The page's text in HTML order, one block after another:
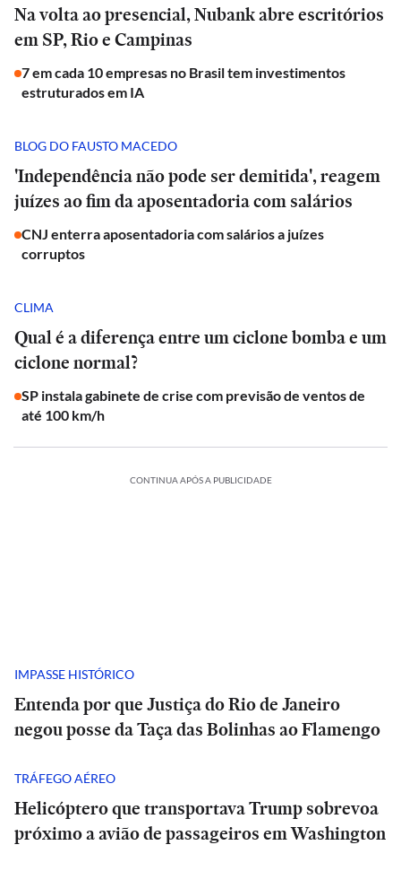
Na volta ao presencial, Nubank abre escritórios
em SP, Rio e Campinas
7 em cada 10 empresas no Brasil tem investimentos
estruturados em IA
BLOG DO FAUSTO MACEDO
'Independência não pode ser demitida', reagem
juízes ao fim da aposentadoria com salários
CNJ enterra aposentadoria com salários a juízes
corruptos
CLIMA
Qual é a diferença entre um ciclone bomba e um
ciclone normal?
SP instala gabinete de crise com previsão de ventos de
até 100 km/h
CONTINUA APÓS A PUBLICIDADE
IMPASSE HISTÓRICO
Entenda por que Justiça do Rio de Janeiro
negou posse da Taça das Bolinhas ao Flamengo
TRÁFEGO AÉREO
Helicóptero que transportava Trump sobrevoa
próximo a avião de passageiros em Washington